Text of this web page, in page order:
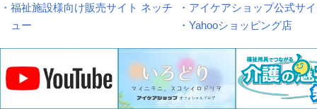
・福祉施設様向け販売サイト ネッチ
ュー
・アイケアショップ公式サ
・Yahooショッピング店